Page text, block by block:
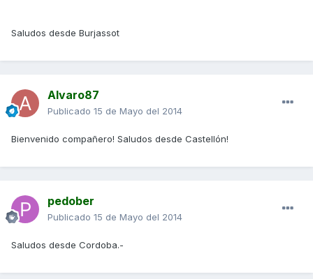
Saludos desde Burjassot
Alvaro87
Publicado 15 de Mayo del 2014
Bienvenido compañero! Saludos desde Castellón!
pedober
Publicado 15 de Mayo del 2014
Saludos desde Cordoba.-